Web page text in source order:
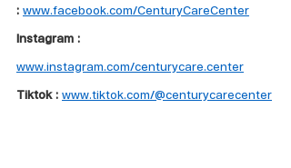
: www.facebook.com/CenturyCareCenter
Instagram :
www.instagram.com/centurycare.center
Tiktok : www.tiktok.com/@centurycarecenter